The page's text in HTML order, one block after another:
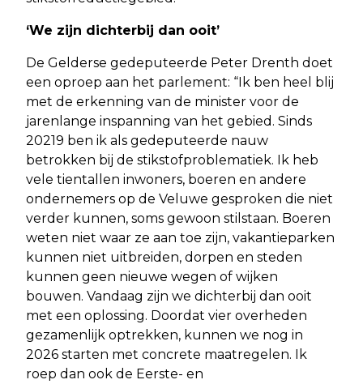
‘We zijn dichterbij dan ooit’
De Gelderse gedeputeerde Peter Drenth doet
een oproep aan het parlement: “Ik ben heel blij
met de erkenning van de minister voor de
jarenlange inspanning van het gebied. Sinds
20219 ben ik als gedeputeerde nauw
betrokken bij de stikstofproblematiek. Ik heb
vele tientallen inwoners, boeren en andere
ondernemers op de Veluwe gesproken die niet
verder kunnen, soms gewoon stilstaan. Boeren
weten niet waar ze aan toe zijn, vakantieparken
kunnen niet uitbreiden, dorpen en steden
kunnen geen nieuwe wegen of wijken
bouwen. Vandaag zijn we dichterbij dan ooit
met een oplossing. Doordat vier overheden
gezamenlijk optrekken, kunnen we nog in
2026 starten met concrete maatregelen. Ik
roep dan ook de Eerste- en